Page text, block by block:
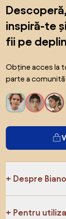
Descoperă,
inspiră-te și
fii pe deplin
Obține acces la
parte a
Despre Biano
Pentru